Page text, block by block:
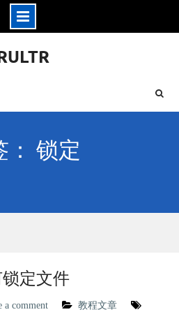
： 锁定
定文件
a comment
教程文章